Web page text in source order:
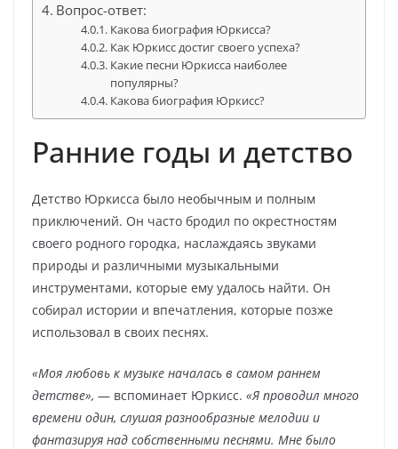
Вопрос-ответ:
Какова биография Юркисса?
Как Юркисс достиг своего успеха?
Какие песни Юркисса наиболее
популярны?
Какова биография Юркисс?
Ранние годы и детство
Детство Юркисса было необычным и полным
приключений. Он часто бродил по окрестностям
своего родного городка, наслаждаясь звуками
природы и различными музыкальными
инструментами, которые ему удалось найти. Он
собирал истории и впечатления, которые позже
использовал в своих песнях.
«Моя любовь к музыке началась в самом раннем
детстве», — вспоминает Юркисс. «Я проводил много
времени один, слушая разнообразные мелодии и
фантазируя над собственными песнями. Мне было